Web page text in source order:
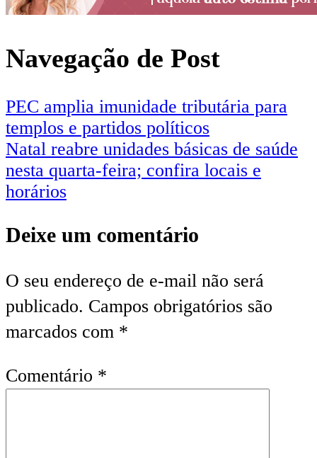
Navegação de Post
PEC amplia imunidade tributária para
templos e partidos políticos
Natal reabre unidades básicas de saúde
nesta quarta-feira; confira locais e
horários
Deixe um comentário
O seu endereço de e-mail não será
publicado. Campos obrigatórios são
marcados com *
Comentário *